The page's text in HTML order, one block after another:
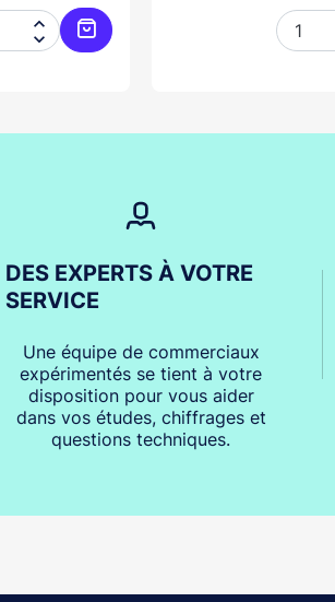


Ajouter au panier
DES EXPERTS À VOTRE
SERVICE
Une équipe de commerciaux
expérimentés se tient à votre
disposition pour vous aider
dans vos études, chiffrages et
questions techniques.